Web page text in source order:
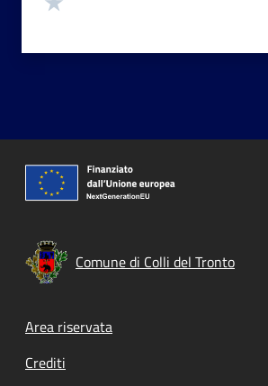
Comune di Colli del Tronto
Footer menu
Area riservata
Crediti